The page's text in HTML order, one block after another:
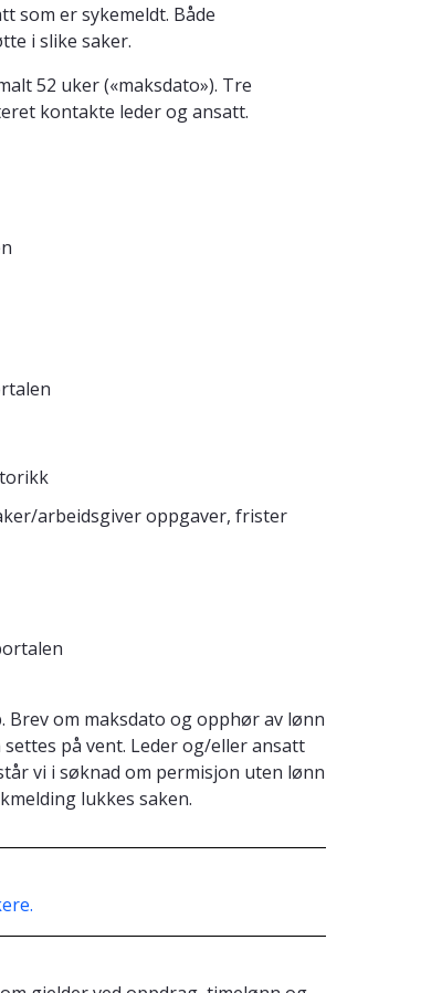
som er sykemeldt. Både
i slike saker.
52 uker («maksdato»). Tre
kontakte leder og ansatt.
arbeidsgiver oppgaver, frister
om maksdato og opphør av lønn
på vent. Leder og/eller ansatt
vi i søknad om permisjon uten lønn
lukkes saken.